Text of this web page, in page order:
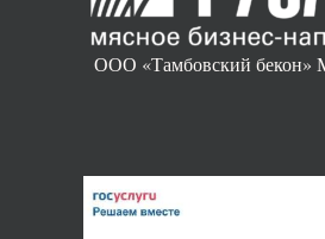
ООО «Тамбовский бекон»